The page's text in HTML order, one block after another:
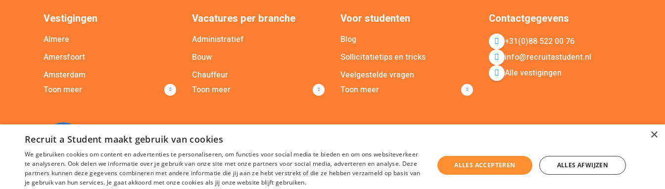
Vestigingen
Almere
Amersfoort
Amsterdam
Apeldoorn
Breda
Bekijk alle vestigingen
Toon meer
Vacatures per branche
Administratief
Bouw
Chauffeur
Commercieel
Bekijk alle branches
Toon meer
Voor studenten
Blog
Sollicitatietips en tricks
Veelgestelde vragen
MY Recruit app
Toon meer
Contactgegevens
+31(0)88 522 00 76
info@recruitastudent.nl
Alle vestigingen
Algemene voorwaarden
×
Recruit a Student maakt gebruik van cookies
We gebruiken cookies om content en advertenties te personaliseren, om functies voor social media te bieden en om ons websiteverkeer
te analyseren. Ook delen we informatie over je gebruik van onze site met onze partners voor social media, adverteren en analyse. Deze
partners kunnen deze gegevens combineren met andere informatie die jij aan ze hebt verstrekt of die ze hebben verzameld op basis van
je gebruik van hun services. Je gaat akkoord met onze cookies als jij onze website blijft gebruiken.
ALLES ACCEPTEREN ALLES AFWIJZEN